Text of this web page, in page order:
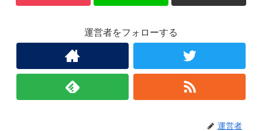
運営者をフォローする
運営者